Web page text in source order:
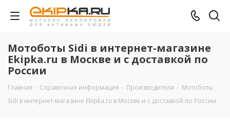
Мотоботы Sidi в интернет-магазине
Ekipka.ru в Москве и с доставкой по
России
Главная - Справочная информация - Производители - Мотоботы
Sidi в интернет-магазине Ekipka.ru в Москве и с доставкой по России